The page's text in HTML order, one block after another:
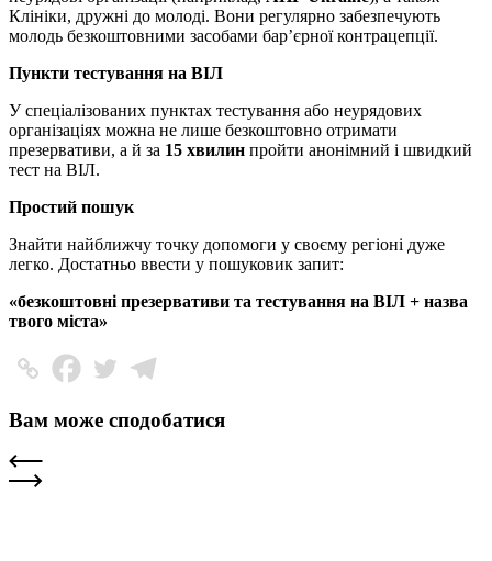
Клініки, дружні до молоді. Вони регулярно забезпечують
молодь безкоштовними засобами бар’єрної контрацепції.
Пункти тестування на ВІЛ
У спеціалізованих пунктах тестування або неурядових
організаціях можна не лише безкоштовно отримати
презервативи, а й за 15 хвилин пройти анонімний і швидкий
тест на ВІЛ.
Простий пошук
Знайти найближчу точку допомоги у своєму регіоні дуже
легко. Достатньо ввести у пошуковик запит:
«безкоштовні презервативи та тестування на ВІЛ + назва
твого міста»
Вам може сподобатися